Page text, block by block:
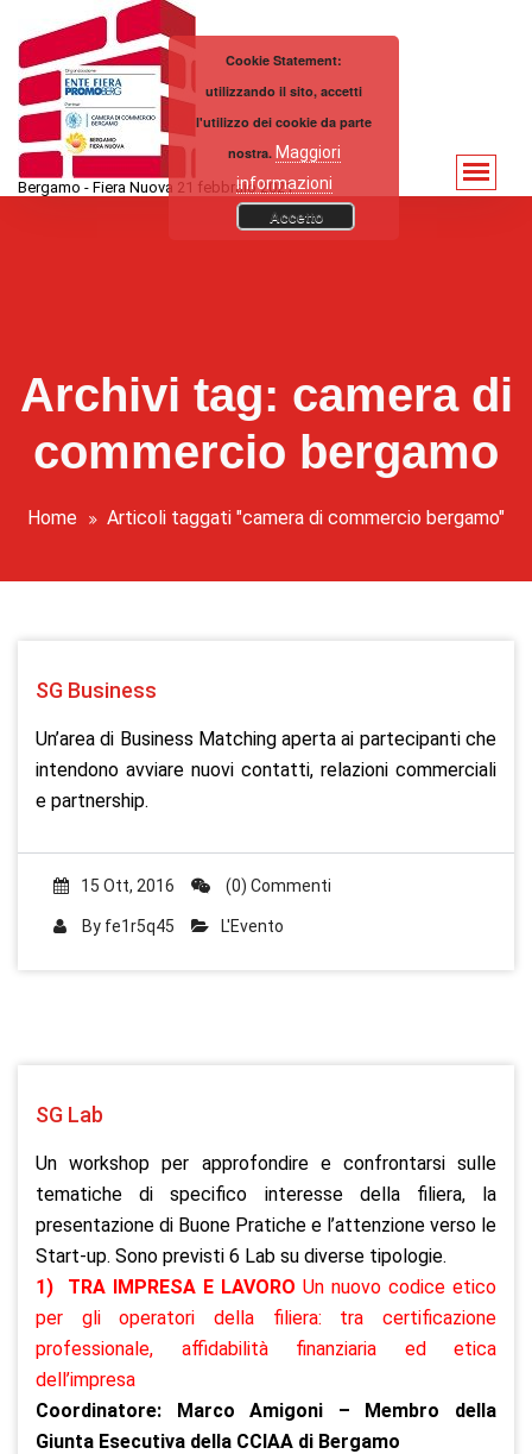
contenuto
Bergamo - Fiera Nuova 21 febbraio 2021
Archivi tag: camera di
commercio bergamo
Home Articoli taggati "camera di commercio bergamo"
SG Business
Un’area di Business Matching aperta ai partecipanti che
intendono avviare nuovi contatti, relazioni commerciali
e partnership.
15 Ott, 2016 (0) Commenti
By fe1r5q45 L'Evento
SG Lab
Un workshop per approfondire e confrontarsi sulle
tematiche di specifico interesse della filiera, la
presentazione di Buone Pratiche e l’attenzione verso le
Start-up. Sono previsti 6 Lab su diverse tipologie.
1)
TRA IMPRESA E LAVORO Un nuovo codice etico
per gli operatori della filiera: tra certificazione
professionale, affidabilità finanziaria ed etica
dell’impresa
Coordinatore: Marco Amigoni – Membro della
Giunta Esecutiva della CCIAA di Bergamo
Cookie Statement:
utilizzando il sito, accetti
l'utilizzo dei cookie da parte
nostra. Maggiori
informazioni
Accetto